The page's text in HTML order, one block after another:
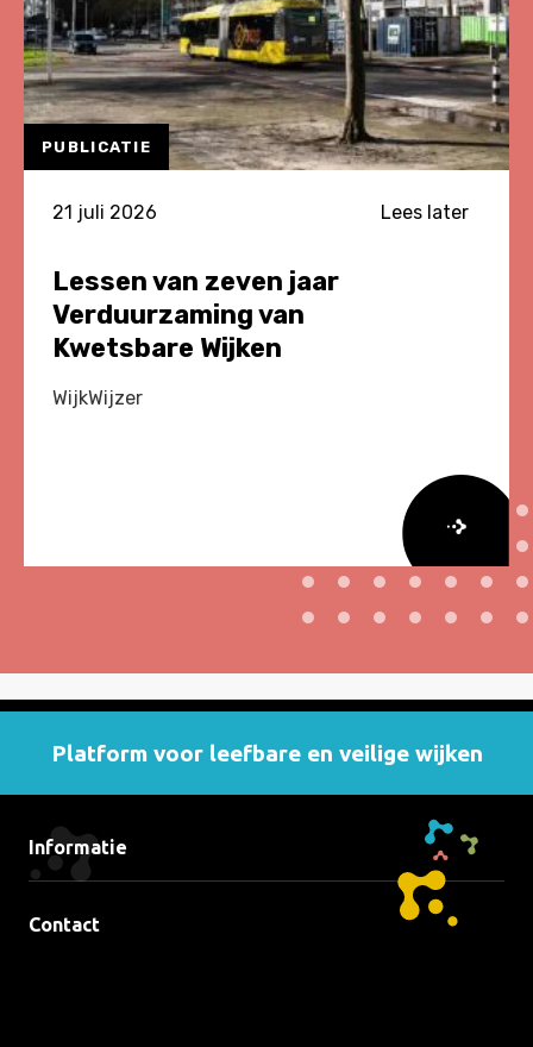
PUBLICATIE
21 juli 2026 Lees later
Lessen van zeven jaar
Verduurzaming van
Kwetsbare Wijken
WijkWijzer
jaar
Kwetsbare
Wijken
Platform voor leefbare en veilige wijken
Informatie
Contact